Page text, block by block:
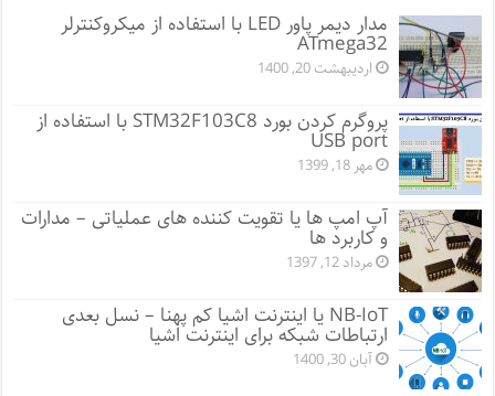
مدار دیمر پاور LED با استفاده از میکروکنترلر
ATmega32
اردیبهشت 20, 1400
پروگرم کردن بورد STM32F103C8 با استفاده از
USB port
مهر 18, 1399
آپ امپ ها یا تقویت کننده های عملیاتی – مدارات
و کاربرد ها
مرداد 12, 1397
NB-IoT یا اینترنت اشیا کم پهنا – نسل بعدی
ارتباطات شبکه برای اینترنت اشیا
آبان 30, 1400